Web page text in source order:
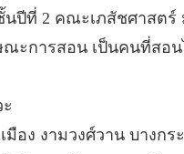
ปีที่ 2 คณะเภสัชศาสตร์
ะการสอน เป็นคนที่สอ
อง งามวงศ์วาน บางกร